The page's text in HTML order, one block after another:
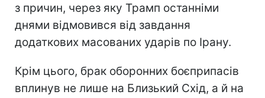
з причин, через яку Трамп останніми
днями відмовився від завдання
додаткових масованих ударів по Ірану.
Крім цього, брак оборонних боєприпасів
вплинув не лише на Близький Схід, а й на